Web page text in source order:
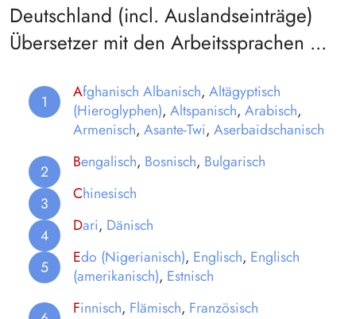
Deutschland (incl. Auslandseinträge)
Übersetzer mit den Arbeitssprachen ...
Afghanisch Albanisch, Altägyptisch
(Hieroglyphen), Altspanisch, Arabisch,
Armenisch, Asante-Twi, Aserbaidschanisch
Bengalisch, Bosnisch, Bulgarisch
Chinesisch
Dari, Dänisch
Edo (Nigerianisch), Englisch, Englisch
(amerikanisch), Estnisch
Finnisch, Flämisch, Französisch